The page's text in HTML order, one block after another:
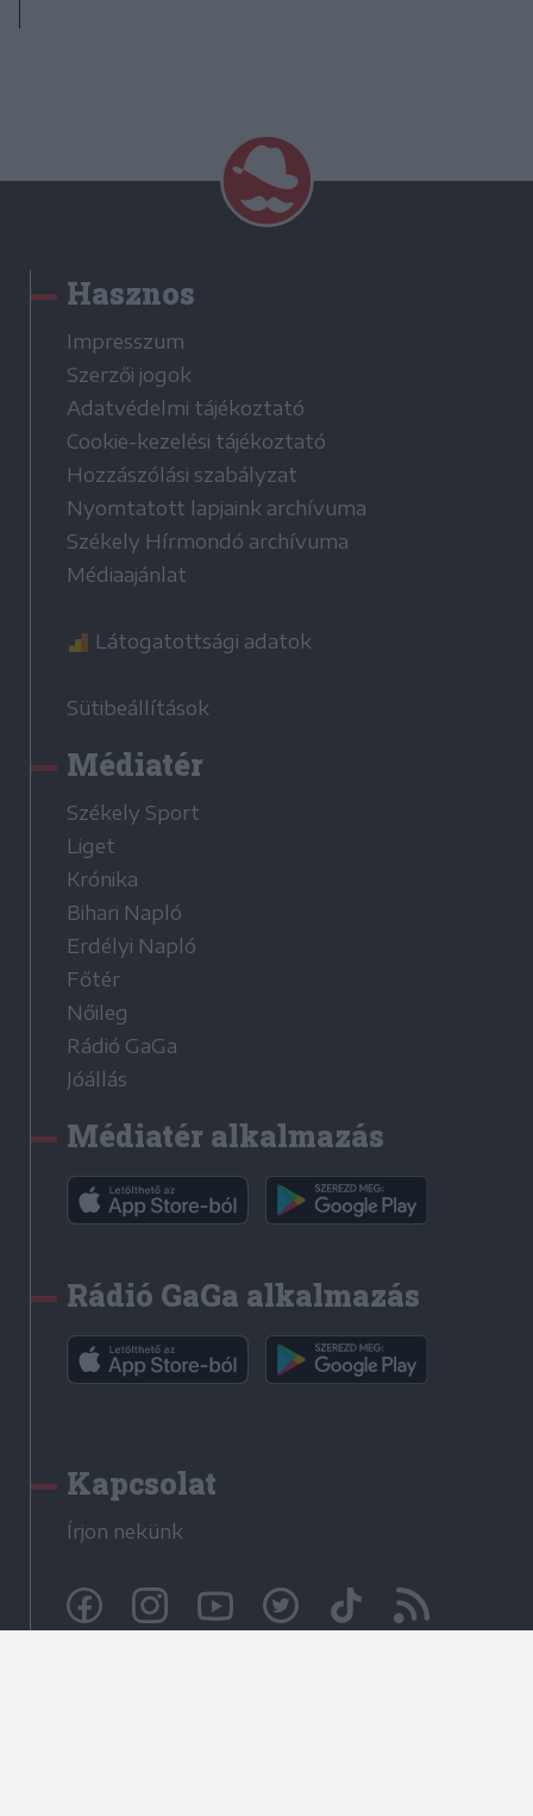
Hasznos
Impresszum
Szerzői jogok
Adatvédelmi tájékoztató
Cookie-kezelési tájékoztató
Hozzászólási szabályzat
Nyomtatott lapjaink archívuma
Székely Hírmondó archívuma
Médiaajánlat
Látogatottsági adatok
Sütibeállítások
Médiatér
Székely Sport
Liget
Krónika
Bihari Napló
Erdélyi Napló
Főtér
Nőileg
Rádió GaGa
Jóállás
Médiatér alkalmazás
Rádió GaGa alkalmazás
Kapcsolat
Írjon nekünk